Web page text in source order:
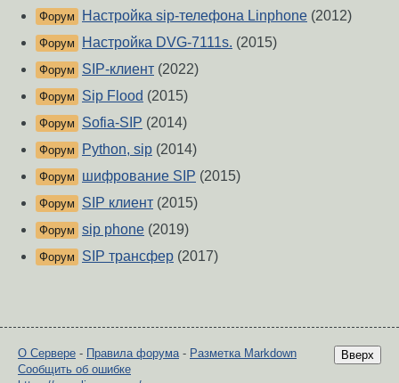
Форум Настройка sip-телефона Linphone (2012)
Форум Настройка DVG-7111s. (2015)
Форум SIP-клиент (2022)
Форум Sip Flood (2015)
Форум Sofia-SIP (2014)
Форум Python, sip (2014)
Форум шифрование SIP (2015)
Форум SIP клиент (2015)
Форум sip phone (2019)
Форум SIP трансфер (2017)
Вверх
О Сервере - Правила форума- Разметка Markdown
Сообщить об ошибке